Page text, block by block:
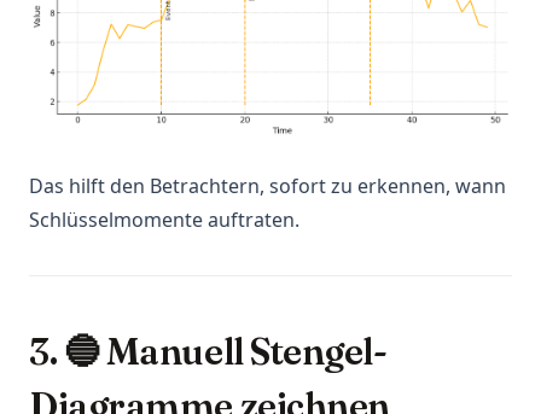
Das hilft den Betrachtern, sofort zu erkennen, wann
Schlüsselmomente auftraten.
3. 🔵 Manuell Stengel-